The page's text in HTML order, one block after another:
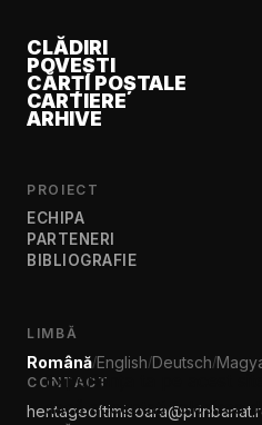
CLĂDIRI
POVEȘTI
CĂRȚI POȘTALE
CARTIERE
ARHIVE
PROIECT
ECHIPA
PARTENERI
BIBLIOGRAFIE
LIMBĂ
Română/English/Deutsch/
CONTACT
Experiența ta pe acest
dacă acceptați folosirea